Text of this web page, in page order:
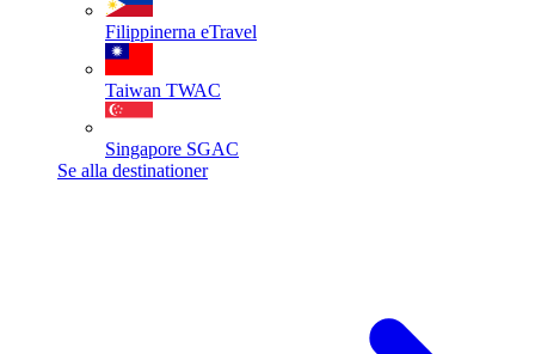
Filippinerna eTravel
Taiwan TWAC
Singapore SGAC
Se alla destinationer